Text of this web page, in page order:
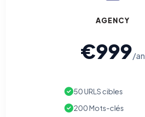
AGENCY
€999/an
50 URLS cibles
200 Mots-clés